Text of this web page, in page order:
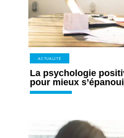
ACTUALITÉ
La psychologie
pour mieux